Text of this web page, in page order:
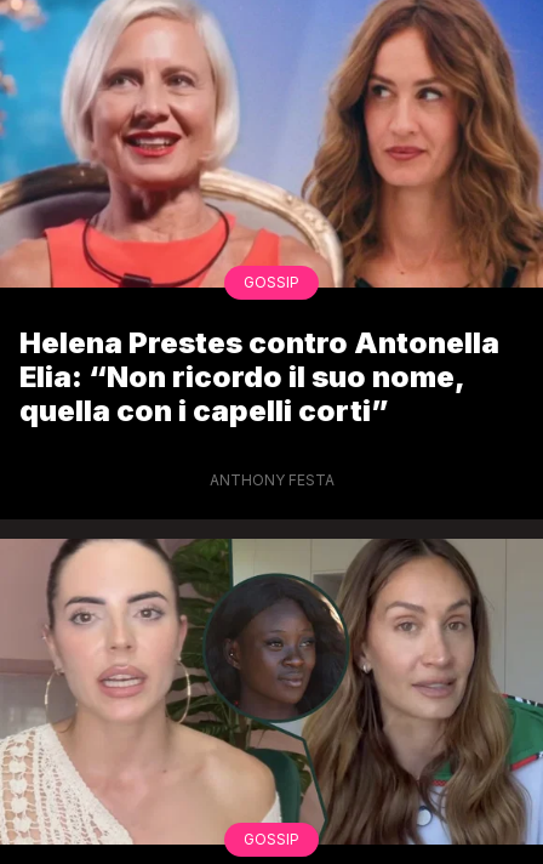
GOSSIP
Helena Prestes contro Antonella
Elia: “Non ricordo il suo nome,
quella con i capelli corti”
ANTHONY FESTA
GOSSIP